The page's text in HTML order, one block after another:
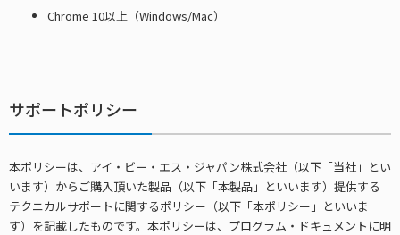
Chrome 10以上（Windows/Mac）
サポートポリシー
本ポリシーは、アイ・ビー・エス・ジャパン株式会社（以下「当社」とい
います）からご購入頂いた製品（以下「本製品」といいます）提供する
テクニカルサポートに関するポリシー（以下「本ポリシー」といいま
す）を記載したものです。本ポリシーは、プログラム・ドキュメントに明